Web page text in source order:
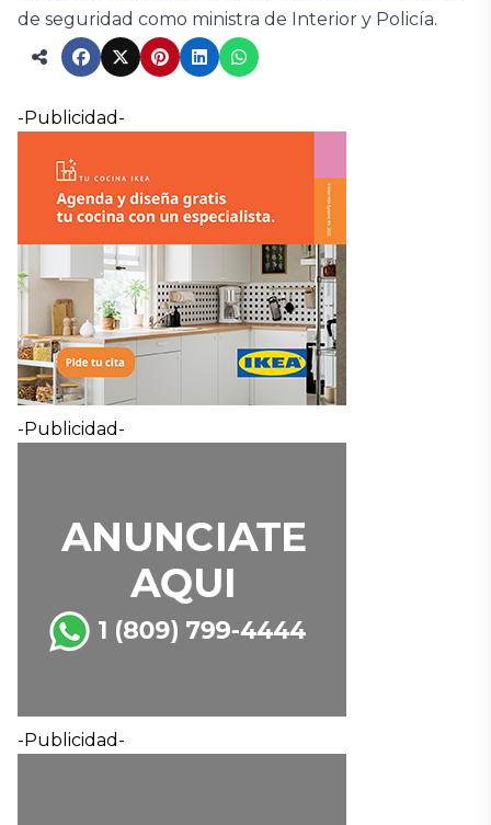
de seguridad como ministra de Interior y Policía.
-Publicidad-
-Publicidad-
-Publicidad-